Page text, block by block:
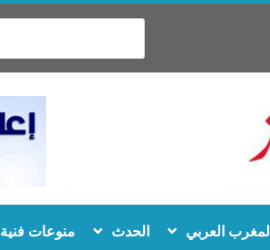
المغرب العربي الحدث منوعات فنية